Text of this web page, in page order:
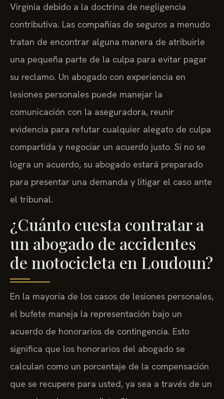
Virginia debido a la doctrina de negligencia
contributiva. Las compañías de seguros a menudo
tratan de encontrar alguna manera de atribuirle
una pequeña parte de la culpa para evitar pagar
su reclamo. Un abogado con experiencia en
lesiones personales puede manejar la
comunicación con la aseguradora, reunir
evidencia para refutar cualquier alegato de culpa
compartida y negociar un acuerdo justo. Si no se
logra un acuerdo, su abogado estará preparado
para presentar una demanda y litigar el caso ante
el tribunal.
¿Cuánto cuesta contratar a
un abogado de accidentes
de motocicleta en Loudoun?
En la mayoría de los casos de lesiones personales,
el bufete maneja la representación bajo un
acuerdo de honorarios de contingencia. Esto
significa que los honorarios del abogado se
calculan como un porcentaje de la compensación
que se recupere para usted, ya sea a través de un